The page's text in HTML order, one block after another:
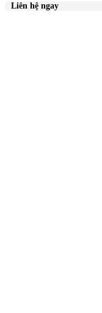
Liên hệ ngay